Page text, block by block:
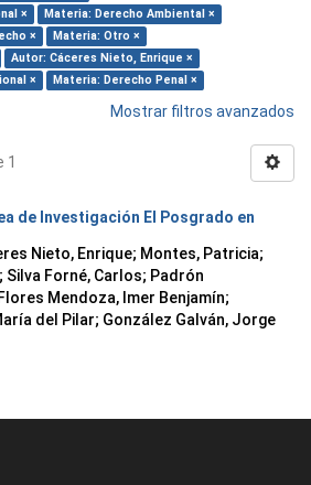
×
Materia: Derecho Ambiental ×
×
Materia: Otro ×
Autor: Cáceres Nieto, Enrique ×
×
Materia: Derecho Penal ×
Mostrar filtros avanzados
1
de Investigación El Posgrado en
Nieto, Enrique; Montes, Patricia;
; Silva Forné, Carlos; Padrón
Flores Mendoza, Imer Benjamín;
del Pilar; González Galván, Jorge